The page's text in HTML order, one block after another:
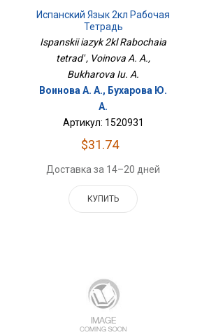
Испанский Язык 2кл Рабочая
Тетрадь
Ispanskii iazyk 2kl Rabochaia
tetrad' , Voinova A. A.,
Bukharova Iu. A.
Воинова А. А., Бухарова Ю.
А.
Артикул: 1520931
$31.74
Доставка за 14–20 дней
КУПИТЬ